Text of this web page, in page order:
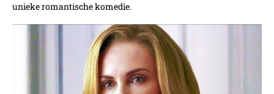
unieke romantische komedie.